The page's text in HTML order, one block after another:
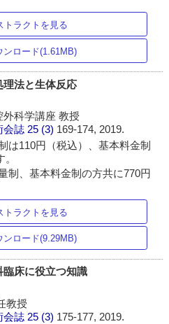
トラクトを見る
ンロード(1.61MB)
理法と生体反応
外科学講座 教授
会誌 25 (3) 169-174, 2019.
は110円（税込）、基本料金制
制、基本料金制の方共に770円
トラクトを見る
ンロード(9.29MB)
臨床に役立つ知識
教授
会誌 25 (3) 175-177, 2019.